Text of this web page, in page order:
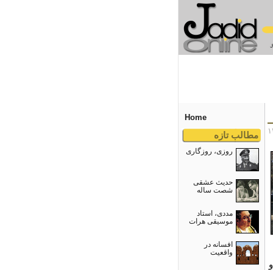
Home
مطالب تازه
روزی، روزگاری
حدیث عشقی
شصت ساله
مددی، استاد
موسیقی هرات
افسانه در
واقعیت